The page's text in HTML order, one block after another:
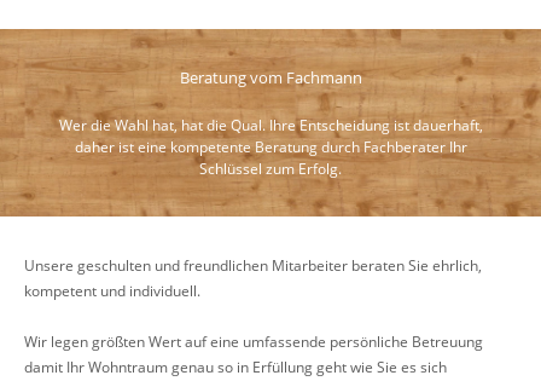
Beratung vom Fachmann
Wer die Wahl hat, hat die Qual. Ihre Entscheidung ist dauerhaft,
daher ist eine kompetente Beratung durch Fachberater Ihr
Schlüssel zum Erfolg.
Unsere geschulten und freundlichen Mitarbeiter beraten Sie ehrlich,
kompetent und individuell.
Wir legen größten Wert auf eine umfassende persönliche Betreuung
damit Ihr Wohntraum genau so in Erfüllung geht wie Sie es sich